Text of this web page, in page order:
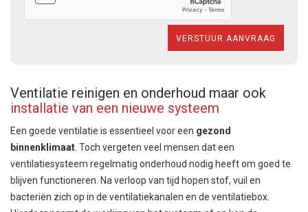
Ventilatie reinigen en onderhoud maar ook
installatie van een nieuwe systeem
Een goede ventilatie is essentieel voor een gezond
binnenklimaat. Toch vergeten veel mensen dat een
ventilatiesysteem regelmatig onderhoud nodig heeft om goed te
blijven functioneren. Na verloop van tijd hopen stof, vuil en
bacteriën zich op in de ventilatiekanalen en de ventilatiebox.